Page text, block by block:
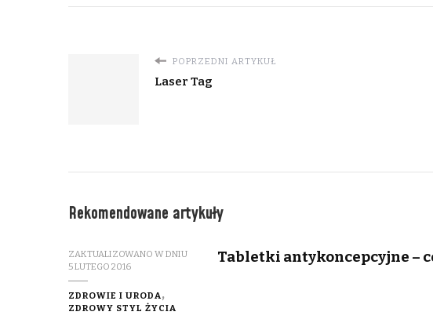
POPRZEDNI ARTYKUŁ
Laser Tag
Rekomendowane artykuły
ZAKTUALIZOWANO W DNIU
5 LUTEGO 2016
ZDROWIE I URODA
ZDROWY STYL ŻYCIA
Tabletki antykoncepcyjne –